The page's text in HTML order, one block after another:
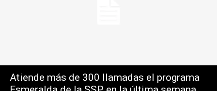
Atiende más de 300 llamadas el programa